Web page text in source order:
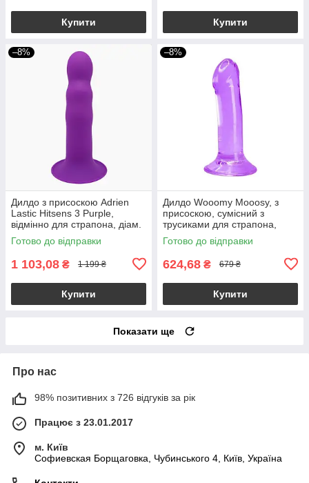
Купити Купити
–8%
Дилдо з присоскою Adrien
Lastic Hitsens 3 Purple,
відмінно для страпона, діам.
4,1см, довжина 18,2см
Готово до відправки
1 103,08 ₴ 1 199 ₴
Купити
–8%
Дилдо Wooomy Mooosy, з
присоскою, сумісний з
трусиками для страпона,
довжина 18 см, діаметр 4,5
см
Готово до відправки
624,68 ₴ 679 ₴
Купити
Показати ще
Про нас
98% позитивних з 726 відгуків за рік
Працює з 23.01.2017
м. Київ
Софиевская Борщаговка, Чубинського 4, Київ, Україна